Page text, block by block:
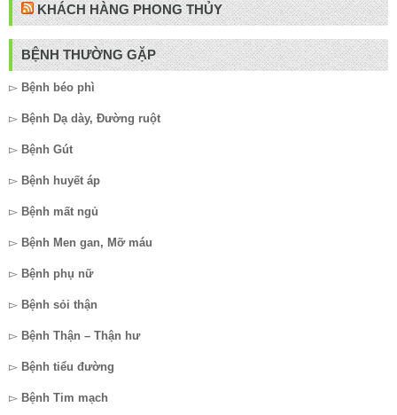
KHÁCH HÀNG PHONG THỦY
BỆNH THƯỜNG GẶP
▻ Bệnh béo phì
▻ Bệnh Dạ dày, Đường ruột
▻ Bệnh Gút
▻ Bệnh huyết áp
▻ Bệnh mất ngủ
▻ Bệnh Men gan, Mỡ máu
▻ Bệnh phụ nữ
▻ Bệnh sỏi thận
▻ Bệnh Thận – Thận hư
▻ Bệnh tiểu đường
▻ Bệnh Tim mạch